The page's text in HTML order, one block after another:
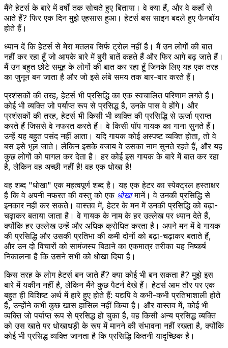
मैंने हेटर्स के बारे में वर्षों तक सोचते हुए बिताया। वे क्या हैं, और वे कहाँ से
आते हैं? फिर एक दिन मुझे एहसास हुआ। हेटर्स बस साइन बदले हुए फैनबॉय
होते हैं।
ध्यान दें कि हेटर्स से मेरा मतलब सिर्फ ट्रोल नहीं है। मैं उन लोगों की बात
नहीं कर रहा हूँ जो आपके बारे में बुरी बातें कहते हैं और फिर आगे बढ़ जाते हैं।
मैं उन बहुत छोटे समूह के लोगों की बात कर रहा हूँ जिनके लिए यह एक तरह
का जुनून बन जाता है और जो इसे लंबे समय तक बार-बार करते हैं।
प्रशंसकों की तरह, हेटर्स भी प्रसिद्धि का एक स्वचालित परिणाम लगते हैं।
कोई भी व्यक्ति जो पर्याप्त रूप से प्रसिद्ध है, उनके पास वे होंगे। और
प्रशंसकों की तरह, हेटर्स भी किसी भी व्यक्ति की प्रसिद्धि से ऊर्जा प्राप्त
करते हैं जिससे वे नफरत करते हैं। वे किसी पॉप गायक का गाना सुनते हैं।
उन्हें यह बहुत पसंद नहीं आता। यदि गायक कोई अस्पष्ट व्यक्ति होता, तो वे
बस इसे भूल जाते। लेकिन इसके बजाय वे उसका नाम सुनते रहते हैं, और यह
कुछ लोगों को पागल कर देता है। हर कोई इस गायक के बारे में बात कर रहा
है, लेकिन वह अच्छी नहीं है! वह एक धोखा है!
वह शब्द "धोखा" एक महत्वपूर्ण शब्द है। यह एक हेटर का स्पेक्ट्रल हस्ताक्षर
है कि वे अपनी नफरत की वस्तु को एक धोखामानें। वे उनकी प्रसिद्धि से
इनकार नहीं कर सकते। वास्तव में, हेटर के मन में उनकी प्रसिद्धि को बढ़ा-
चढ़ाकर बताया जाता है। वे गायक के नाम के हर उल्लेख पर ध्यान देते हैं,
क्योंकि हर उल्लेख उन्हें और अधिक क्रोधित करता है। अपने मन में वे गायक
की प्रसिद्धि और उसकी प्रतिभा की कमी दोनों को बढ़ा-चढ़ाकर बताते हैं,
और उन दो विचारों को सामंजस्य बिठाने का एकमात्र तरीका यह निष्कर्ष
निकालना है कि उसने सभी को धोखा दिया है।
किस तरह के लोग हेटर्स बन जाते हैं? क्या कोई भी बन सकता है? मुझे इस
बारे में यकीन नहीं है, लेकिन मैंने कुछ पैटर्न देखे हैं। हेटर्स आम तौर पर एक
बहुत ही विशिष्ट अर्थ में हारे हुए होते हैं: यद्यपि वे कभी-कभी प्रतिभाशाली होते
हैं, उन्होंने कभी कुछ खास हासिल नहीं किया है। और वास्तव में, कोई भी
व्यक्ति जो पर्याप्त रूप से प्रसिद्ध हो चुका है, वह किसी अन्य प्रसिद्ध व्यक्ति
को उस खाते पर धोखाधड़ी के रूप में मानने की संभावना नहीं रखता है, क्योंकि
कोई भी प्रसिद्ध व्यक्ति जानता है कि प्रसिद्धि कितनी यादृच्छिक है।